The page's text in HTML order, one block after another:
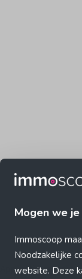
Mogen we
Immoscoop
Noodzakelijke
website. Deze
Application error: a